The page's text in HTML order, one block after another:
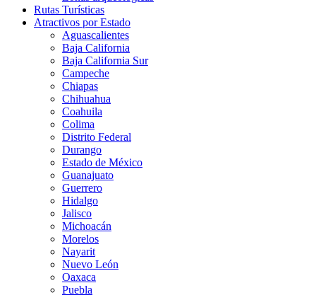
Rutas Turísticas
Atractivos por Estado
Aguascalientes
Baja California
Baja California Sur
Campeche
Chiapas
Chihuahua
Coahuila
Colima
Distrito Federal
Durango
Estado de México
Guanajuato
Guerrero
Hidalgo
Jalisco
Michoacán
Morelos
Nayarit
Nuevo León
Oaxaca
Puebla